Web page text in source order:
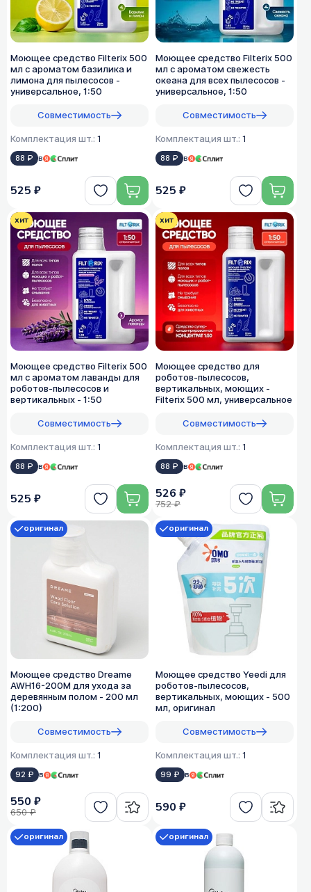
Моющее средство Filterix 500
мл с ароматом базилика и
лимона для пылесосов -
универсальное, 1:50
Совместимость
Комплектация шт.: 1
88 ₽ в
525 ₽
Моющее средство Filterix 500
мл с ароматом свежесть
океана для всех пылеcосов -
универсальное, 1:50
Совместимость
Комплектация шт.: 1
88 ₽ в
525 ₽
Моющее средство Filterix 500
мл с ароматом лаванды для
роботов-пылесосов и
вертикальных - 1:50
Совместимость
Комплектация шт.: 1
88 ₽ в
хит
525 ₽
Моющее средство для
роботов-пылесосов,
вертикальных, моющих -
Filterix 500 мл, универсальное
Совместимость
Комплектация шт.: 1
88 ₽ в
хит
526 ₽
752 ₽
Моющее средство Dreame
AWH16-200M для ухода за
деревянным полом - 200 мл
(1:200)
Совместимость
Комплектация шт.: 1
92 ₽ в
оригинал
550 ₽
650 ₽
Моющее средство Yeedi для
роботов-пылесосов,
вертикальных, моющих - 500
мл, оригинал
Совместимость
Комплектация шт.: 1
99 ₽ в
оригинал
590 ₽
оригинал оригинал